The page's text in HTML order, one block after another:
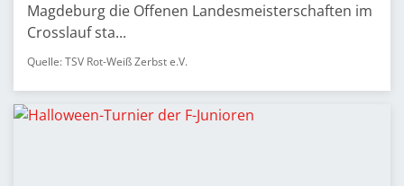
Magdeburg die Offenen Landesmeisterschaften im
Crosslauf sta...
Quelle: TSV Rot-Weiß Zerbst e.V.